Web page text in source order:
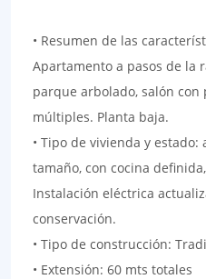
• Resumen de las
Apartamento a pasos de la
parque arbolado, salón
múltiples. Planta baja.
• Tipo de vivienda y
tamaño, con cocina
Instalación eléctrica
conservación.
• Tipo de construcción:
• Extensión: 60 mts totales